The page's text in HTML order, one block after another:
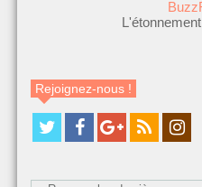
Rejoignez-nous !